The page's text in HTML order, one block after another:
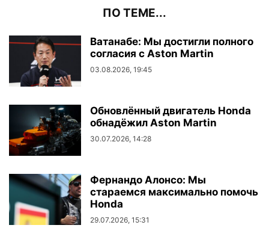
ПО ТЕМЕ...
Ватанабе: Мы достигли полного
согласия с Aston Martin
03.08.2026, 19:45
Обновлённый двигатель Honda
обнадёжил Aston Martin
30.07.2026, 14:28
Фернандо Алонсо: Мы
стараемся максимально помочь
Honda
29.07.2026, 15:31